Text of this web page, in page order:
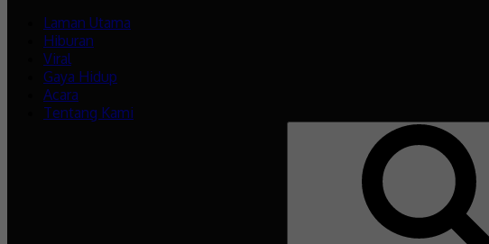
Laman Utama
Hiburan
Viral
Gaya Hidup
Acara
Tentang Kami